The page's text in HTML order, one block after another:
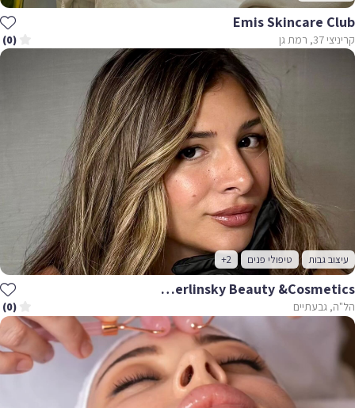
Emis Skincare Club
קריניצי 37, רמת גן (0)
עיצוב גבות טיפולי פנים +2
Annael Berlinsky Beauty &cosmetics
הל"ה, גבעתיים (0)